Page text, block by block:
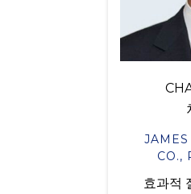
CO.,
효과적